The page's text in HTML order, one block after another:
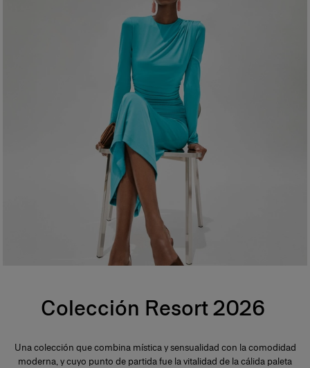
Colección Resort 2026
Una colección que combina mística y sensualidad con la comodidad
moderna, y cuyo punto de partida fue la vitalidad de la cálida paleta